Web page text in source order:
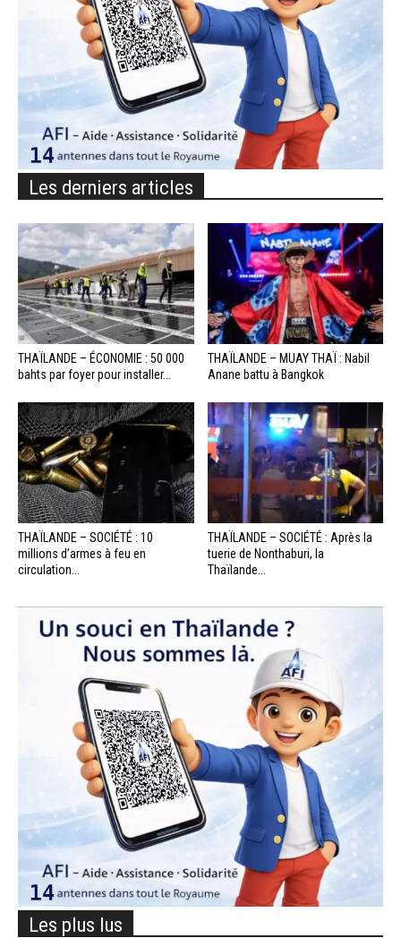
Les derniers articles
THAÏLANDE – ÉCONOMIE : 50 000
bahts par foyer pour installer...
THAÏLANDE – MUAY THAÏ : Nabil
Anane battu à Bangkok
THAÏLANDE – SOCIÉTÉ : 10
millions d’armes à feu en
circulation...
THAÏLANDE – SOCIÉTÉ : Après la
tuerie de Nonthaburi, la
Thaïlande...
Les plus lus